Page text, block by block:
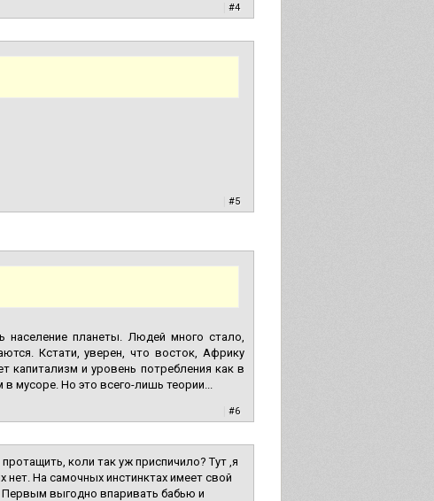
#4
#5
планеты. Людей много стало,
Кстати, уверен, что восток, Африку
капитализм и уровень потребления как в
в мусоре. Но это всего-лишь теории...
#6
коли так уж приспичило? Тут ,я
На самочных инстинктах имеет свой
Первым выгодно впаривать бабью и